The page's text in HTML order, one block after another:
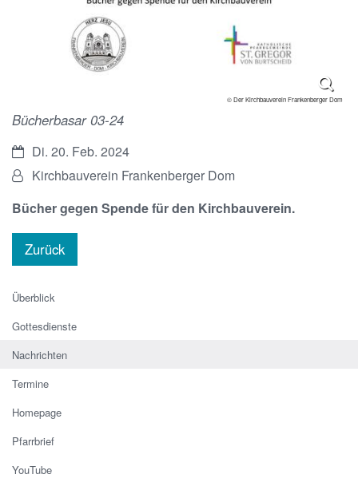
© Der Kirchbauverein Frankenberger Dom
Bücherbasar 03-24
Datum:Di. 20. Feb. 2024
Von:Kirchbauverein Frankenberger Dom
Bücher gegen Spende für den Kirchbauverein.
Zurück
Überblick
Gottesdienste
Nachrichten
Termine
Homepage
Pfarrbrief
YouTube